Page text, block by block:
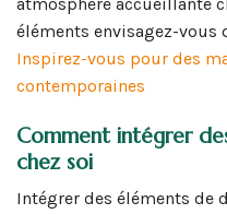
éléments envisagez-vous
Inspirez-vous pour des
contemporaines
Comment intégrer
chez soi
Intégrer des éléments de